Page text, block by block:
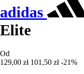
adidas
Elite
Od
129,00 zł 101,50 zł -21%